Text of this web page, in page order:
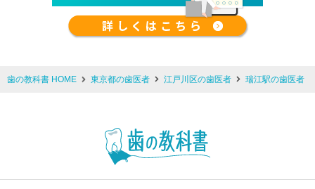
歯の教科書 HOME 東京都の歯医者 江戸川区の歯医者 瑞江駅の歯医者